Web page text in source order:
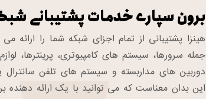
برون سپاری خدمات پشتیبانی
هینزا پشتیبانی از تمام اجزای شبکه شما را ارائه
جمله سرورها، سیستم های کامپیوتری، پرینترها،
دوربین های مداربسته و سیستم های تلفن
این بدان معناست که می توانید با یک ارائه دهنده